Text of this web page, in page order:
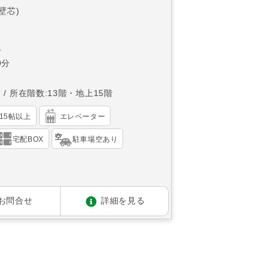
芯)
所在階数:13階・地上15階
帖以上 エレベーター
宅配BOX 駐車場空あり
問合せ 詳細を見る